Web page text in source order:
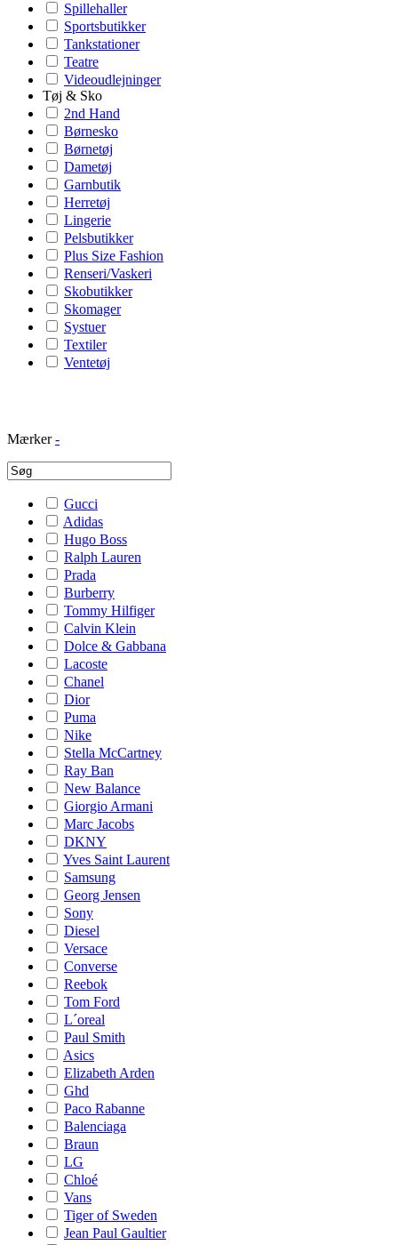
Spillehaller
Sportsbutikker
Tankstationer
Teatre
Videoudlejninger
Tøj & Sko
2nd Hand
Børnesko
Børnetøj
Dametøj
Garnbutik
Herretøj
Lingerie
Pelsbutikker
Plus Size Fashion
Renseri/Vaskeri
Skobutikker
Skomager
Systuer
Textiler
Ventetøj
Mærker -
Gucci
Adidas
Hugo Boss
Ralph Lauren
Prada
Burberry
Tommy Hilfiger
Calvin Klein
Dolce & Gabbana
Lacoste
Chanel
Dior
Puma
Nike
Stella McCartney
Ray Ban
New Balance
Giorgio Armani
Marc Jacobs
DKNY
Yves Saint Laurent
Samsung
Georg Jensen
Sony
Diesel
Versace
Converse
Reebok
Tom Ford
L´oreal
Paul Smith
Asics
Elizabeth Arden
Ghd
Paco Rabanne
Balenciaga
Braun
LG
Chloé
Vans
Tiger of Sweden
Jean Paul Gaultier